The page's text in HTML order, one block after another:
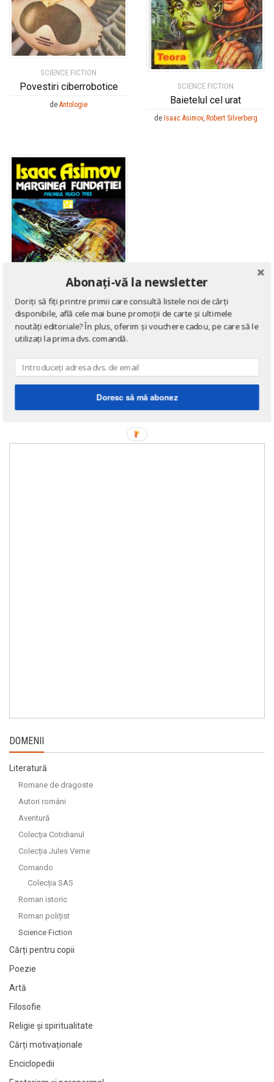
SCIENCE FICTION
Povestiri ciberrobotice
de Antologie
SCIENCE FICTION
Baietelul cel urat
de Isaac Asimov, Robert Silverberg
Marginea Fundatiei
DOMENII
Literatură
Romane de dragoste
Autori români
Aventură
Colecția Cotidianul
Colecția Jules Verne
Comando
Colecția SAS
Roman istoric
Roman polițist
Science Fiction
Cărți pentru copii
Poezie
Artă
Filosofie
Religie și spiritualitate
Cărți motivaționale
Enciclopedii
Abonați-vă la newsletter
Doriți să fiți printre primii care consultă listele noi de cărți
disponibile, află cele mai bune promoții de carte și ultimele
noutăți editoriale? În plus, oferim și vouchere cadou, pe care să le
utilizați la prima dvs. comandă.
Doresc să mă abonez